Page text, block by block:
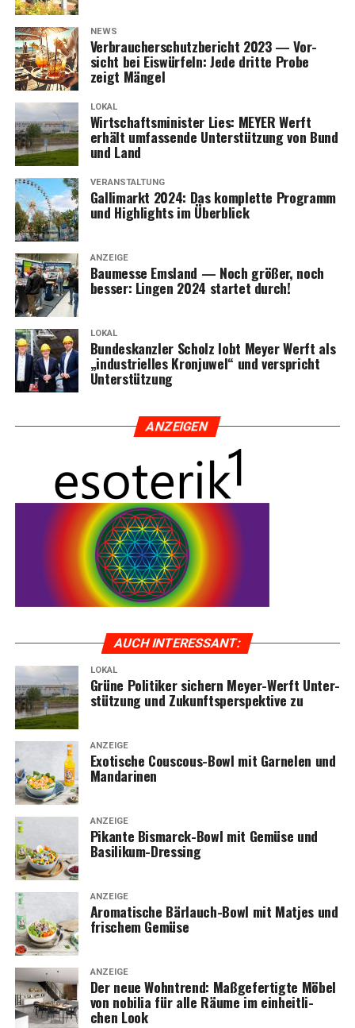
NEWS
Ver­brau­cher­schutz­be­richt 2023 — Vor­
sicht bei Eis­wür­feln: Jede drit­te Pro­be
zeigt Mängel
LOKAL
Wirt­schafts­mi­nis­ter Lies: MEYER Werft
erhält umfas­sen­de Unter­stüt­zung von Bund
und Land
VERANSTALTUNG
Gal­li­markt 2024: Das kom­plet­te Pro­gramm
und High­lights im Überblick
ANZEIGE
Bau­mes­se Ems­land — Noch grö­ßer, noch
bes­ser: Lin­gen 2024 star­tet durch!
LOKAL
Bun­des­kanz­ler Scholz lobt Mey­er Werft als
„indus­tri­el­les Kron­ju­wel“ und ver­spricht
Unterstützung
ANZEI­GEN
AUCH INTER­ES­SANT:
LOKAL
Grü­ne Poli­ti­ker sichern Mey­er-Werft Unter­
stüt­zung und Zukunfts­per­spek­ti­ve zu
ANZEIGE
Exo­ti­sche Cous­cous-Bowl mit Gar­ne­len und
Mandarinen
ANZEIGE
Pikan­te Bis­marck-Bowl mit Gemü­se und
Basilikum-Dressing
ANZEIGE
Aro­ma­ti­sche Bär­lauch-Bowl mit Mat­jes und
fri­schem Gemüse
ANZEIGE
Der neue Wohn­trend: Maß­ge­fer­tig­te Möbel
von nobi­lia für alle Räu­me im ein­heit­li­
chen Look